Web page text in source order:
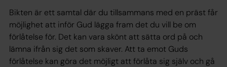
Bikten är ett samtal där du tillsammans med en präst får
möjlighet att inför Gud lägga fram det du vill be om
förlåtelse för. Det kan vara skönt att sätta ord på och
lämna ifrån sig det som skaver. Att ta emot Guds
förlåtelse kan göra det möjligt att förlåta sig själv och gå